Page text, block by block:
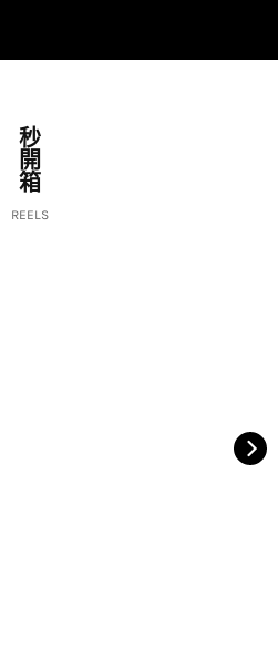
秒
開
箱
REELS
$380.00